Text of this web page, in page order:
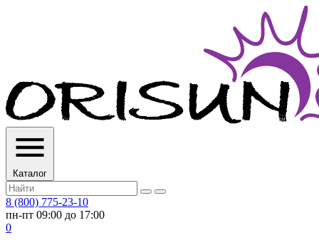
Каталог
8 (800) 775-23-10
пн-пт 09:00 до 17:00
0